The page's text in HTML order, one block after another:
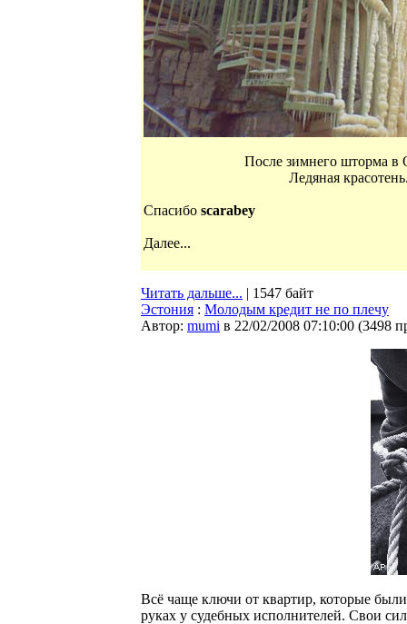
После зимнего шторма в
Ледяная
Спасибо scarabey
Далее...
Читать дальше... | 1547 байт
Эстония : Молодым кредит не по плечу
Автор: mumi в 22/02/2008 07:10:00 (3498
Всё чаще ключи от квартир, которые
руках у судебных исполнителей. Свои